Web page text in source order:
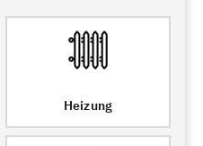
Heizung